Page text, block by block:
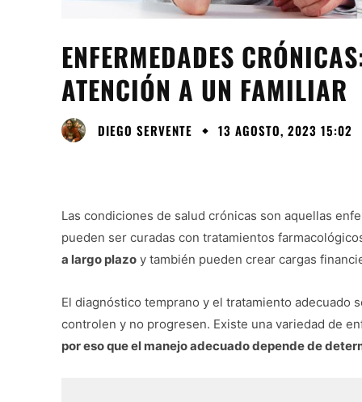
ENFERMEDADES
ATENCIÓN A UN FAMILIAR
DIEGO SERVENTE 13 AGOSTO, 2023 15:02
Las condiciones de salud crónicas son aquellas
pueden ser curadas con tratamientos
a largo plazo y también pueden crear cargas
El diagnóstico temprano y el tratamiento adecuado
controlen y no progresen. Existe una variedad de
por eso que el manejo adecuado depende de